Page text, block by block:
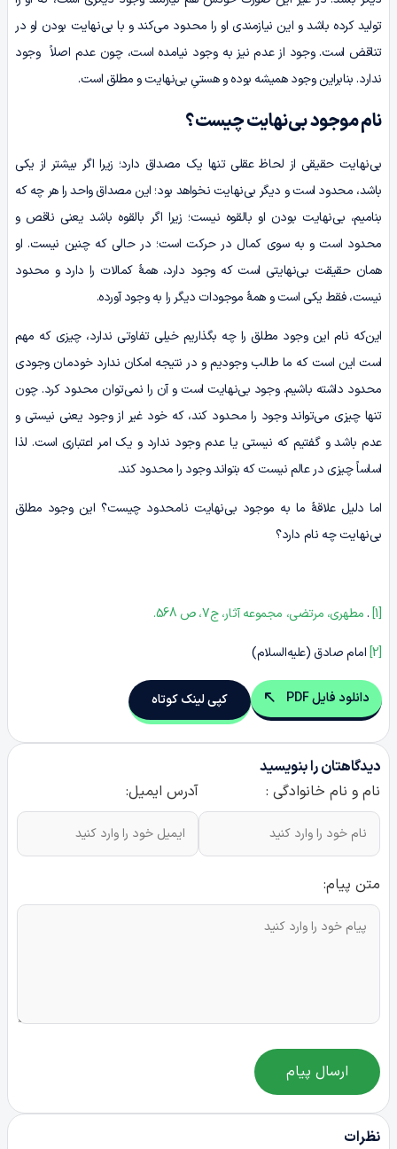
تولید کرده باشد و این نیازمندی او را محدود می‌کند و با بی‌نهایت بودن او در
تناقض است. وجود از عدم نیز به وجود نیامده است، چون عدم اصلاً وجود
ندارد. بنابراین وجود همیشه بوده و هستیِ بی‌نهایت و مطلق است.
نام موجود بی‌نهایت چیست؟
بی‌نهایت حقیقی از لحاظ عقلی تنها یک مصداق دارد؛ زیرا اگر بیشتر از یکی
باشد، محدود است و دیگر بی‌نهایت نخواهد بود؛ این مصداق واحد را هر چه که
بنامیم، بی‌نهایت بودن او بالقوه نیست؛ زیرا اگر بالقوه باشد یعنی ناقص و
محدود است و به سوی کمال در حرکت است؛ در حالی که چنین نیست. او
همان حقیقت بی‌نهایتی است که وجود دارد، همۀ کمالات را دارد و محدود
نیست، فقط یکی است و همۀ موجودات دیگر را به وجود آورده.
این‌که نام این وجود مطلق را چه بگذاریم خیلی تفاوتی ندارد، چیزی که مهم
است این است که ما طالب وجودیم و در نتیجه امکان ندارد خودمان وجودی
محدود داشته باشیم. وجود بی­‌نهایت است و آن را نمی­‌توان محدود کرد. چون
تنها چیزی می‌تواند وجود را محدود کند، که خود غیر از وجود یعنی نیستی و
عدم باشد و گفتیم که نیستی یا عدم وجود ندارد و یک امر اعتباری است. لذا
اساساً چیزی در عالم نیست که بتواند وجود را محدود کند.
اما دلیل علاقۀ ما به موجود بی‌نهایت نامحدود چیست؟ این وجود مطلق
بی‌نهایت چه نام دارد؟
[1]
.مطهری، مرتضی، مجموعه آثار، ج7، ص 568.
[2] امام صادق (علیه‌السلام)
دانلود فایل PDF کپی لینک کوتاه
دیدگاهتان را بنویسید
نام و نام خانوادگی :
آدرس ایمیل:
متن پیام:
ارسال پیام
نظرات